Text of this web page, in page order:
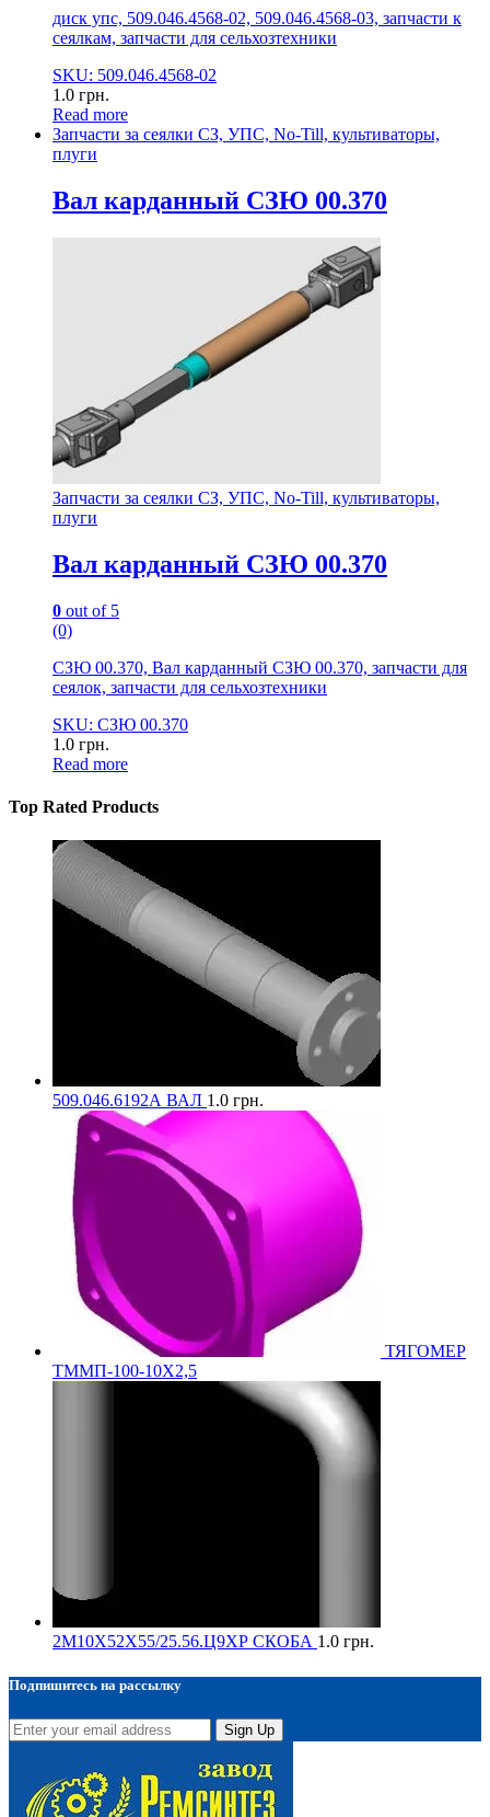
диск упс, 509.046.4568-02, 509.046.4568-03, запчасти к
сеялкам, запчасти для сельхозтехники
SKU: 509.046.4568-02
1.0 грн.
Read more
Запчасти за сеялки СЗ, УПС, No-Till, культиваторы,
плуги
Вал карданный СЗЮ 00.370
Запчасти за сеялки СЗ, УПС, No-Till, культиваторы,
плуги
Вал карданный СЗЮ 00.370
0 out of 5
(0)
СЗЮ 00.370, Вал карданный СЗЮ 00.370, запчасти для
сеялок, запчасти для сельхозтехники
SKU: СЗЮ 00.370
1.0 грн.
Read more
Top Rated Products
509.046.6192А ВАЛ 1.0 грн.
ТЯГОМЕР
ТММП-100-10Х2,5
2М10Х52Х55/25.56.Ц9ХР СКОБА 1.0 грн.
Подпишитесь на рассылку
Sign Up